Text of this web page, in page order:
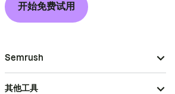
开始免费试用
Semrush
其他工具